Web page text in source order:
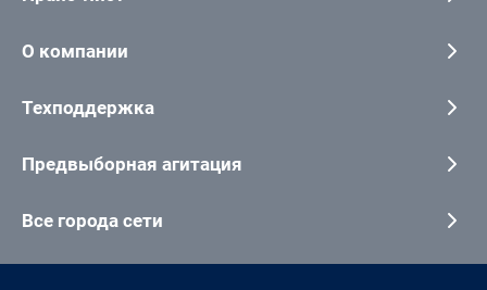
О компании
Техподдержка
Предвыборная агитация
Все города сети